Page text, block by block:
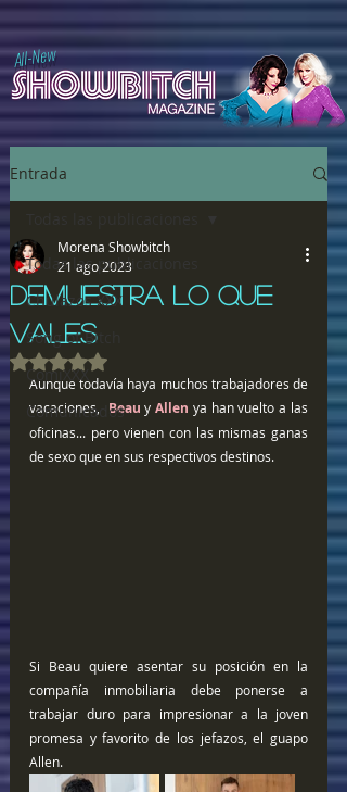
All-New
Entrada
Todas las publicaciones
Chulazos XXX
Song of Bitch
ComiXXX
Comunicados
DEMUESTRA LO QUE
VALES
Morena Showbitch
21 ago 2023
Obtuvo NaN de 5 estrellas.
Aunque todavía haya muchos trabajadores de
vacaciones, Beau y Allen ya han vuelto a las
oficinas... pero vienen con las mismas ganas
de sexo que en sus respectivos destinos.
Si Beau quiere asentar su posición en la
compañía inmobiliaria debe ponerse a
trabajar duro para impresionar a la joven
promesa y favorito de los jefazos, el guapo
Allen.